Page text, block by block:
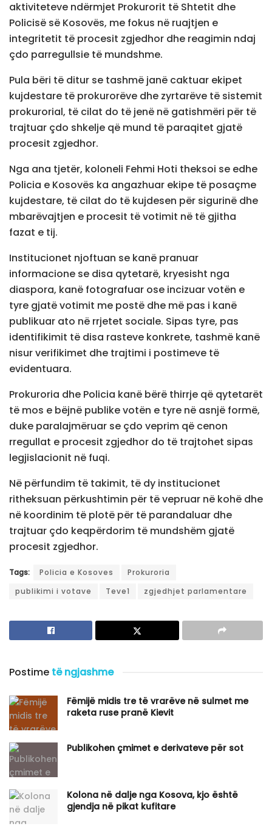
aktiviteteve ndërmjet Prokurorit të Shtetit dhe
Policisë së Kosovës, me fokus në ruajtjen e
integritetit të procesit zgjedhor dhe reagimin ndaj
çdo parregullsie të mundshme.
Pula bëri të ditur se tashmë janë caktuar ekipet
kujdestare të prokurorëve dhe zyrtarëve të sistemit
prokurorial, të cilat do të jenë në gatishmëri për të
trajtuar çdo shkelje që mund të paraqitet gjatë
procesit zgjedhor.
Nga ana tjetër, koloneli Fehmi Hoti theksoi se edhe
Policia e Kosovës ka angazhuar ekipe të posaçme
kujdestare, të cilat do të kujdesen për sigurinë dhe
mbarëvajtjen e procesit të votimit në të gjitha
fazat e tij.
Institucionet njoftuan se kanë pranuar
informacione se disa qytetarë, kryesisht nga
diaspora, kanë fotografuar ose incizuar votën e
tyre gjatë votimit me postë dhe më pas i kanë
publikuar ato në rrjetet sociale. Sipas tyre, pas
identifikimit të disa rasteve konkrete, tashmë kanë
nisur verifikimet dhe trajtimi i postimeve të
evidentuara.
Prokuroria dhe Policia kanë bërë thirrje që qytetarët
të mos e bëjnë publike votën e tyre në asnjë formë,
duke paralajmëruar se çdo veprim që cenon
rregullat e procesit zgjedhor do të trajtohet sipas
legjislacionit në fuqi.
Në përfundim të takimit, të dy institucionet
ritheksuan përkushtimin për të vepruar në kohë dhe
në koordinim të plotë për të parandaluar dhe
trajtuar çdo keqpërdorim të mundshëm gjatë
procesit zgjedhor.
Tags: Policia e Kosoves
Prokuroria
publikimi i votave
Teve1 zgjedhjet parlamentare
Postime të ngjashme
Fëmijë midis tre të vrarëve në sulmet me
raketa ruse pranë Kievit
Publikohen çmimet e derivateve për sot
Kolona në dalje nga Kosova, kjo është
gjendja në pikat kufitare